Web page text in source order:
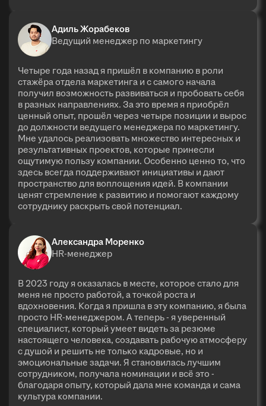
Адиль Жорабеков
Ведущий менеджер по маркетингу
Четыре года назад я пришёл в компанию в роли
стажёра отдела маркетинга и с самого начала
получил возможность развиваться и пробовать себя
в разных направлениях. За это время я приобрёл
ценный опыт, прошёл через четыре позиции и вырос
до должности ведущего менеджера по маркетингу.
Мне удалось реализовать множество интересных и
результативных проектов, которые принесли
ощутимую пользу компании. Особенно ценно то, что
здесь всегда поддерживают инициативы и дают
пространство для воплощения идей. В компании
ценят стремление к развитию и помогают каждому
сотруднику раскрыть свой потенциал.
Александра Моренко
HR-менеджер
В 2023 году я оказалась в месте, которое стало для
меня не просто работой, а точкой роста и
вдохновения. Когда я пришла в эту компанию, я была
просто HR-менеджером. А теперь - я уверенный
специалист, который умеет видеть за резюме
настоящего человека, создавать рабочую атмосферу
с душой и решить не только кадровые, но и
эмоциональные задачи. Я становилась лучшим
сотрудником, получала номинации и всё это -
благодаря опыту, который дала мне команда и сама
культура компании.